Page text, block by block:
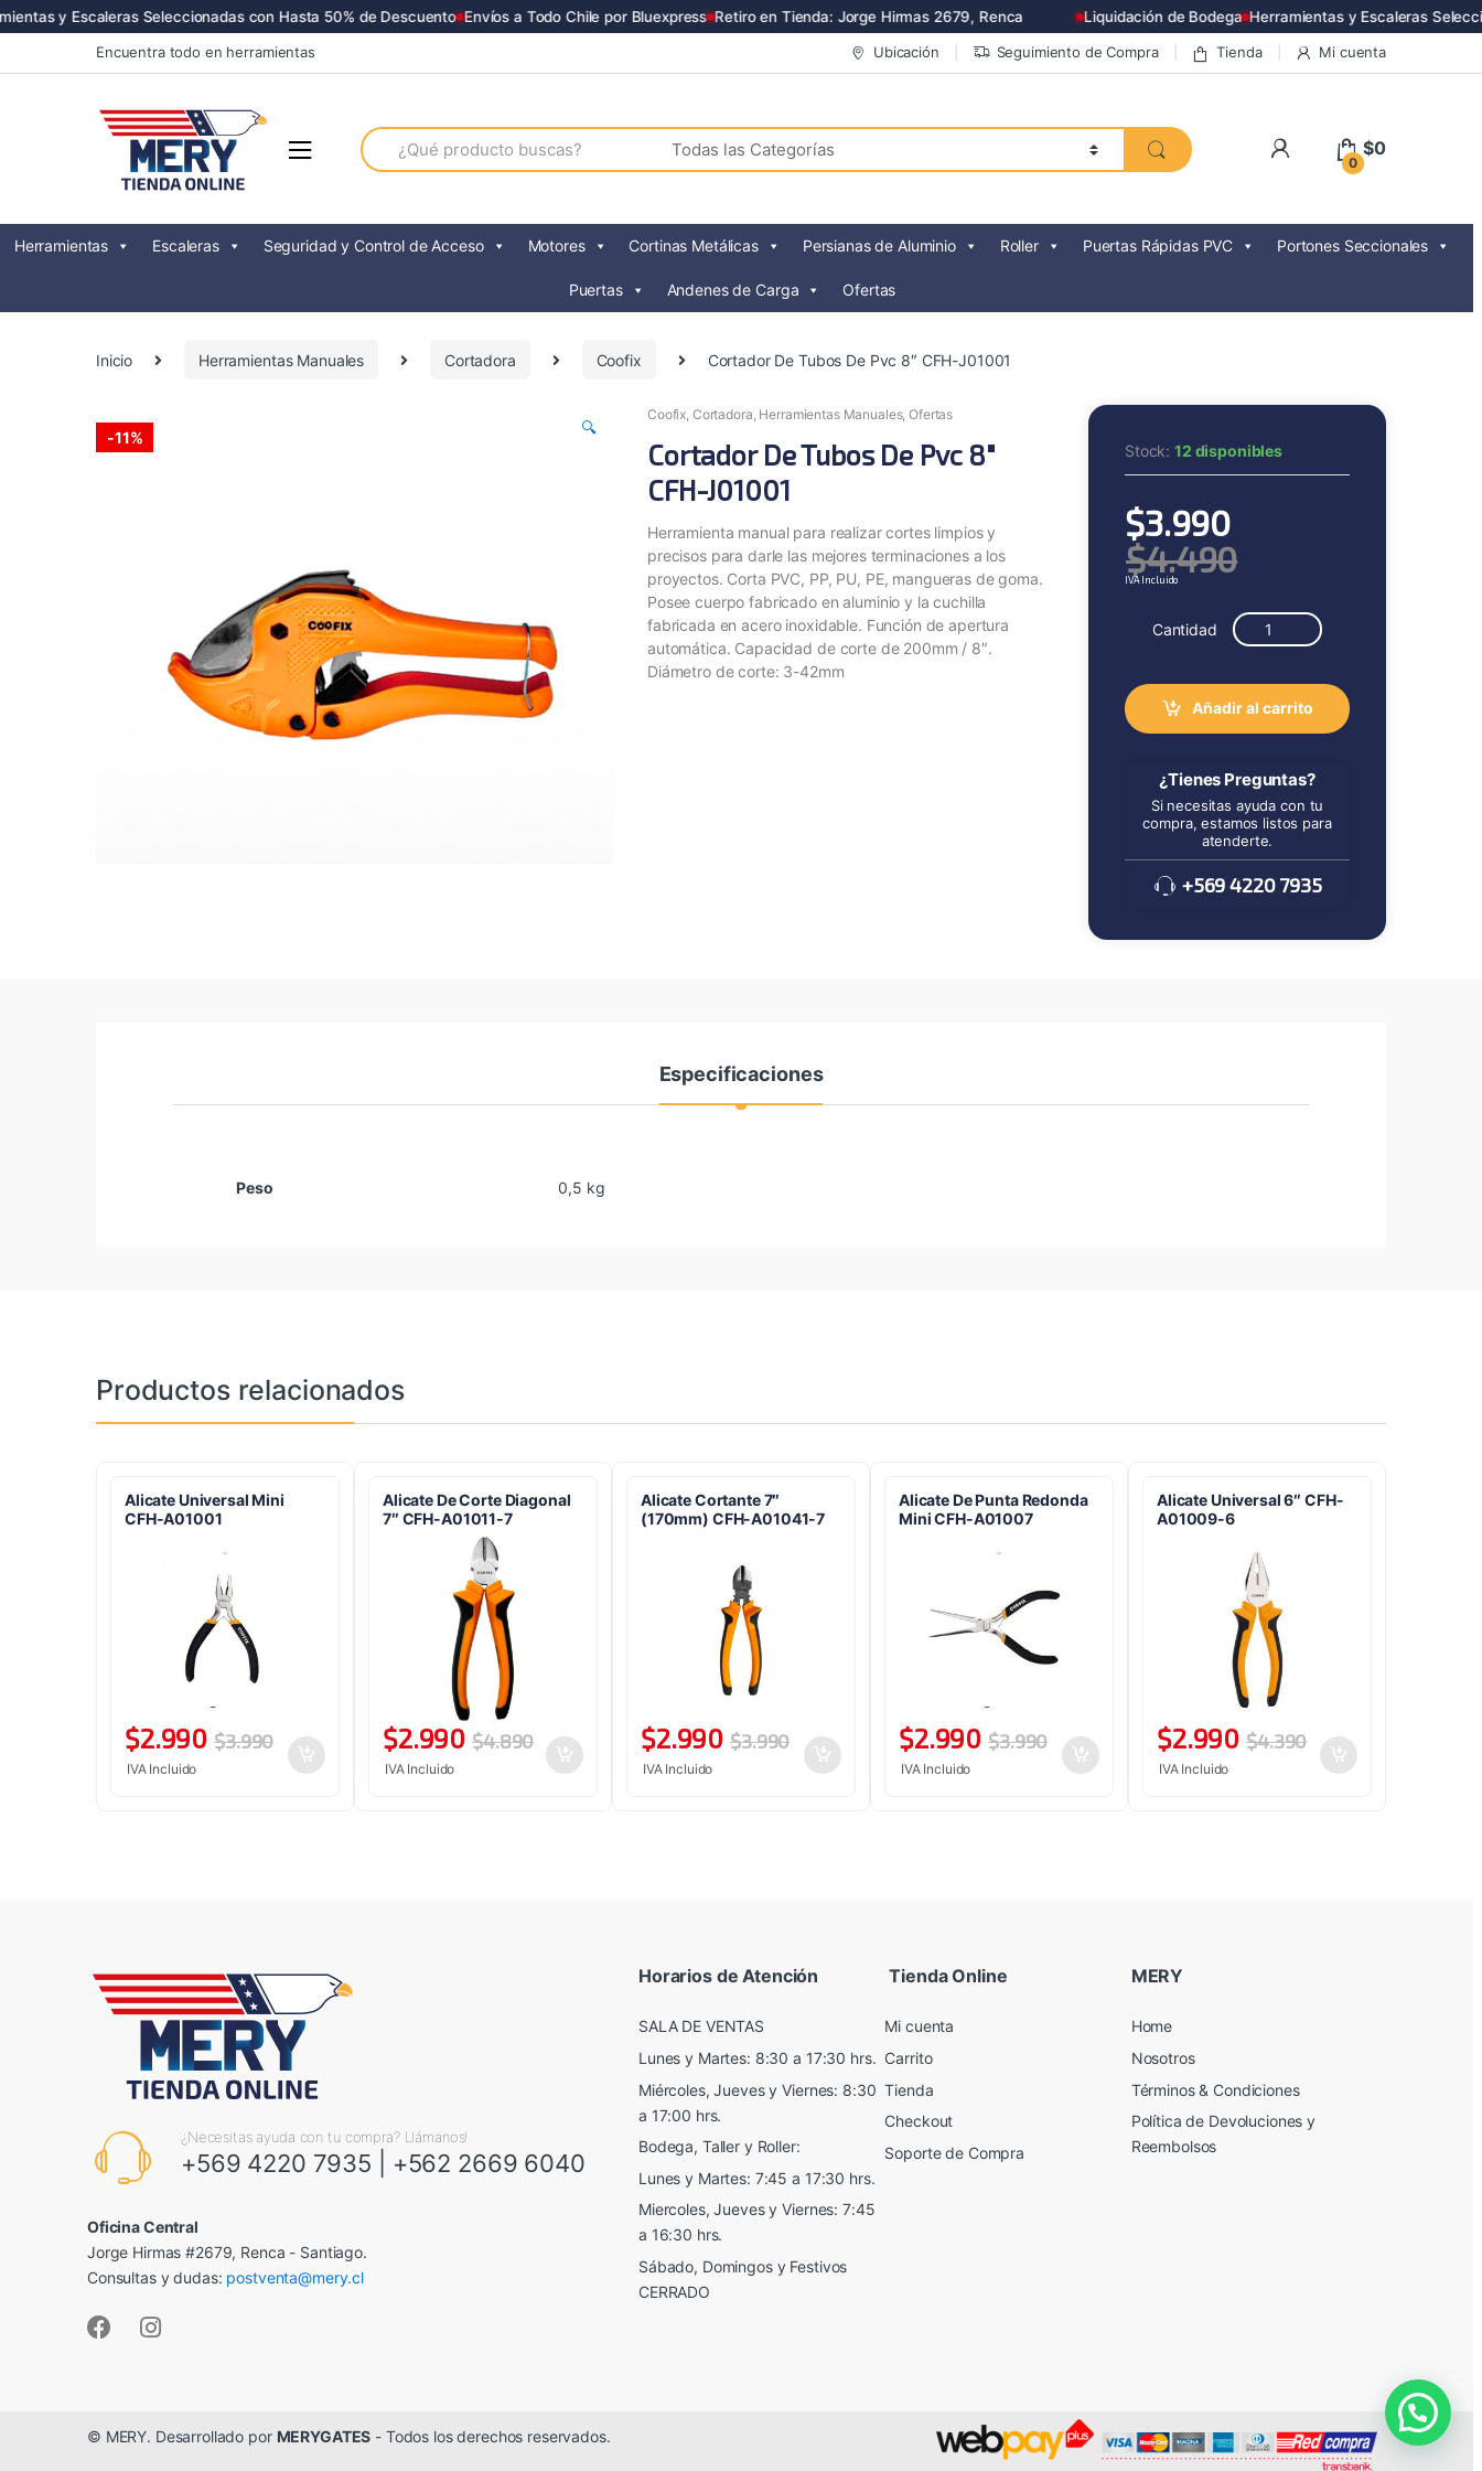
y Escaleras Seleccionadas con Hasta 50% de Descuento Envíos a Todo Chile por Bluexpress Retiro en Tienda: Jorge Hirmas 2679, Renca Liquidación de Bodega Herramientas y Escaleras
to
to
Encuentra todo en herramientas Ubicación Seguimiento de Compra Tienda Mi cuenta
Search
for:
0
$0
Herramientas Escaleras Seguridad y Control de Acceso Motores Cortinas Metálicas Persianas de Aluminio Roller Puertas Rápidas PVC Portones Seccionales
Puertas Andenes de Carga Ofertas
Inicio Herramientas Manuales Cortadora Coofix Cortador De Tubos De Pvc 8″ CFH-J01001
-11%
🔍
Coofix Cortadora Herramientas Manuales,Ofertas
Cortador De Tubos De Pvc 8″
CFH-J01001
Herramienta manual para realizar cortes limpios y
precisos para darle las mejores terminaciones a los
proyectos. Corta PVC, PP, PU, PE, mangueras de goma.
Posee cuerpo fabricado en aluminio y la cuchilla
fabricada en acero inoxidable. Función de apertura
automática. Capacidad de corte de 200mm / 8″.
Diámetro de corte: 3-42mm
Stock:12 disponibles
$3.990
$4.490
IVA Incluido
Cantidad
Añadir al carrito
¿Tienes Preguntas?
Si necesitas ayuda con tu
compra, estamos listos para
atenderte.
+569 4220 7935
Especificaciones
Peso 0,5 kg
Productos relacionados
Alicate Universal Mini
CFH-A01001
$2.990 $3.990
IVA Incluido
Alicate De Corte Diagonal
7″ CFH-A01011-7
$2.990 $4.890
IVA Incluido
Alicate Cortante 7″
(170mm) CFH-A01041-7
$2.990 $3.990
IVA Incluido
Alicate De Punta Redonda
Mini CFH-A01007
$2.990 $3.990
IVA Incluido
Alicate Universal 6″ CFH-
A01009-6
$2.990 $4.390
IVA Incluido
¿Necesitas ayuda con tu compra? Llámanos!
+569 4220 7935 +562 2669 6040
Oficina Central
Jorge Hirmas #2679, Renca - Santiago.
Consultas y dudas: postventa@mery.cl
Horarios de Atención
SALA DE VENTAS
Lunes y Martes: 8:30 a 17:30 hrs.
Miércoles, Jueves y Viernes: 8:30
a 17:00 hrs.
Bodega, Taller y Roller:
Lunes y Martes: 7:45 a 17:30 hrs.
Miercoles, Jueves y Viernes: 7:45
a 16:30 hrs.
Sábado, Domingos y Festivos
CERRADO
Tienda Online
Mi cuenta
Carrito
Tienda
Checkout
Soporte de Compra
MERY
Home
Nosotros
Términos & Condiciones
Política de Devoluciones y
Reembolsos
© MERY. Desarrollado por MERYGATES - Todos los derechos reservados.